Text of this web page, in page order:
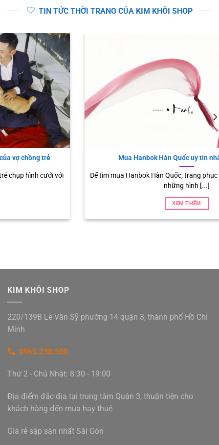
TIN TỨC THỜI TRANG CỦA KIM KHÔI SHOP
Mua Hanbok Hàn Quốc uy tín nhất ở Quận 3?
Để tìm mua Hanbok Hàn Quốc, trang phục được coi là một trong
KIM KHÔI SHOP
220/139B Lê Văn Sỹ phường 14 quận 3, thành phố Hồ Chí
Minh
0965.238.500
Thứ 2 - Chủ Nhật: 8:30 - 19:00
Địa điểm đắc địa tại trung tâm Quận 3, thuận tiện cho
khách hàng đến mua hay thuê
Giá rẻ sập sàn nhất Sài Gòn